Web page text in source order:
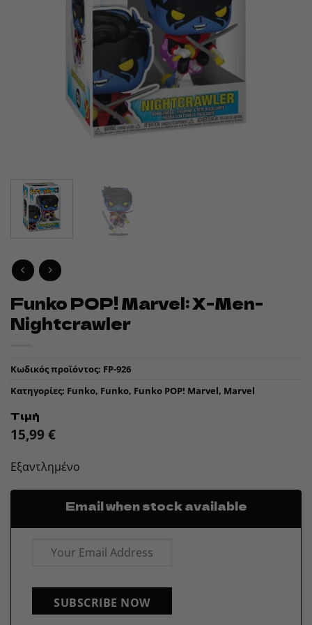
Funko POP! Marvel: X-Men-
Nightcrawler
Κωδικός προϊόντος: FP-926
Κατηγορίες: Funko, Funko, Funko POP! Marvel, Marvel
Τιμή
15,99 €
Εξαντλημένο
Email when stock available
SUBSCRIBE NOW